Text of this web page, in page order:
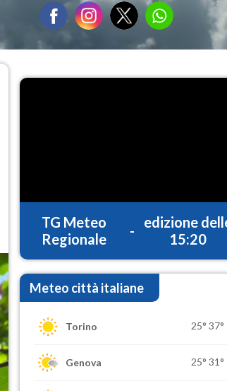
TG Meteo
Regionale
-
edizione
15:20
Meteo città italiane
Torino 25° 37°
Genova 25° 31°